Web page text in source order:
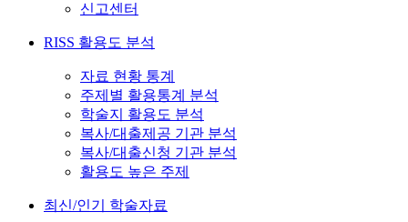
신고센터
RISS 활용도 분석
자료 현황 통계
주제별 활용통계 분석
학술지 활용도 분석
복사/대출제공 기관 분석
복사/대출신청 기관 분석
활용도 높은 주제
최신/인기 학술자료